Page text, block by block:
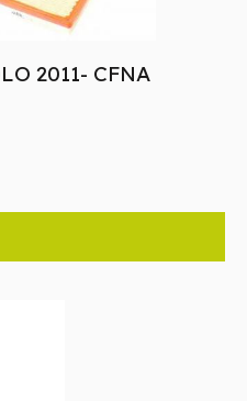
2011- CFNA